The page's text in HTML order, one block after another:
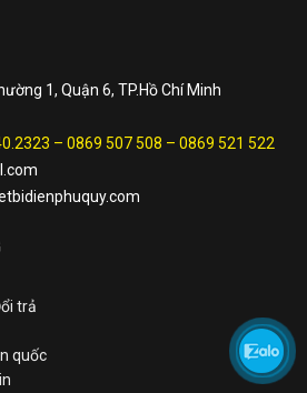
1, Quận 6, TP.Hồ Chí Minh
– 0869 507 508 – 0869 521 522
trả
quốc